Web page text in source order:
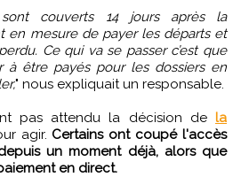
sont couverts 14 jours après la
en mesure de payer les départs et
Ce qui va se passer c’est que
à être payés pour les dossiers en
" nous expliquait un responsable.
pas attendu la décision de la
agir. Certains ont coupé l'accès
un moment déjà, alors que
en direct.